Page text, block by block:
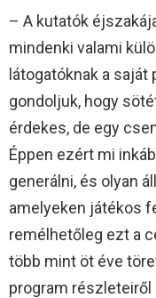
– A kutatók
mindenki valami
látogatóknak a
gondoljuk, hogy
érdekes, de egy
Éppen ezért mi
generálni, és olyan
amelyeken játékos
remélhetőleg ezt a
több mint öt éve
program részleteiről